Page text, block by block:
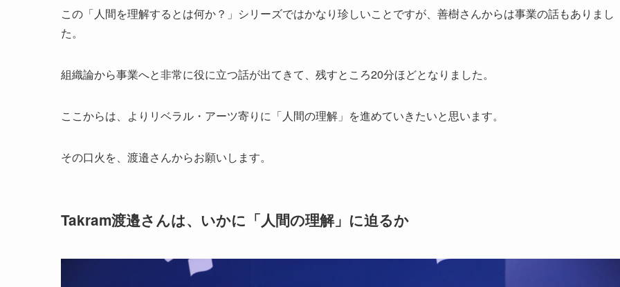
この「人間を理解するとは何か？」シリーズではかなり珍しいことですが、善樹さんからは事業の話もありまし
た。
組織論から事業へと非常に役に立つ話が出てきて、残すところ20分ほどとなりました。
ここからは、よりリベラル・アーツ寄りに「人間の理解」を進めていきたいと思います。
その口火を、渡邉さんからお願いします。
Takram渡邉さんは、いかに「人間の理解」に迫るか